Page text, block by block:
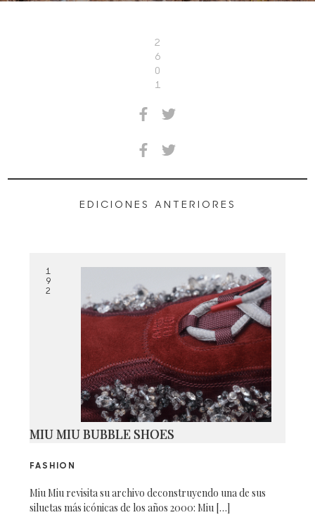
2
6
0
1
EDICIONES ANTERIORES
1
9
2
MIU MIU BUBBLE SHOES
FASHION
Miu Miu revisita su archivo deconstruyendo una de sus
siluetas más icónicas de los años 2000: Miu […]